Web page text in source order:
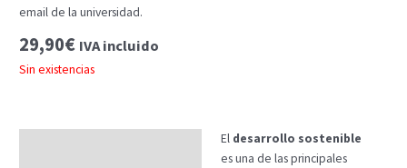
email de la universidad.
29,90€ IVA incluido
Sin existencias
El desarrollo sostenible
es una de las principales